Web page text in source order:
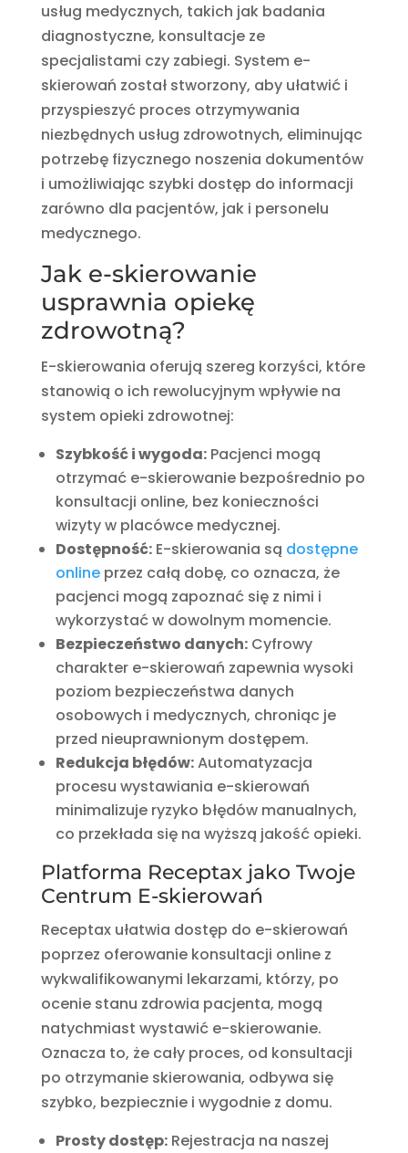
usług medycznych, takich jak badania
diagnostyczne, konsultacje ze
specjalistami czy zabiegi. System e-
skierowań został stworzony, aby ułatwić i
przyspieszyć proces otrzymywania
niezbędnych usług zdrowotnych, eliminując
potrzebę fizycznego noszenia dokumentów
i umożliwiając szybki dostęp do informacji
zarówno dla pacjentów, jak i personelu
medycznego.
Jak e-skierowanie
usprawnia opiekę
zdrowotną?
E-skierowania oferują szereg korzyści, które
stanowią o ich rewolucyjnym wpływie na
system opieki zdrowotnej:
Szybkość i wygoda:Pacjenci mogą
otrzymać e-skierowanie bezpośrednio po
konsultacji online, bez konieczności
wizyty w placówce medycznej.
Dostępność:E-skierowania są dostępne
onlineprzez całą dobę, co oznacza, że
pacjenci mogą zapoznać się z nimi i
wykorzystać w dowolnym momencie.
Bezpieczeństwo danych:Cyfrowy
charakter e-skierowań zapewnia wysoki
poziom bezpieczeństwa danych
osobowych i medycznych, chroniąc je
przed nieuprawnionym dostępem.
Redukcja błędów:Automatyzacja
procesu wystawiania e-skierowań
minimalizuje ryzyko błędów manualnych,
co przekłada się na wyższą jakość opieki.
Platforma Receptax jako Twoje
Centrum E-skierowań
Receptax ułatwia dostęp do e-skierowań
poprzez oferowanie konsultacji online z
wykwalifikowanymi lekarzami, którzy, po
ocenie stanu zdrowia pacjenta, mogą
natychmiast wystawić e-skierowanie.
Oznacza to, że cały proces, od konsultacji
po otrzymanie skierowania, odbywa się
szybko, bezpiecznie i wygodnie z domu.
Prosty dostęp:Rejestracja na naszej